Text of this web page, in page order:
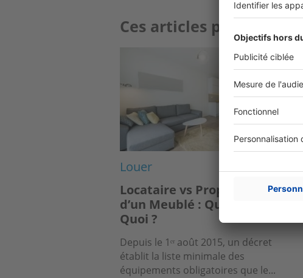
Ces articles peuvent
Louer
Locataire vs Propriétaire
d’un Meublé : Qui Fournit
Quoi ?
Depuis le 1ᵉʳ août 2015, un décret
établit la liste minimale des
équipements obligatoires que le...